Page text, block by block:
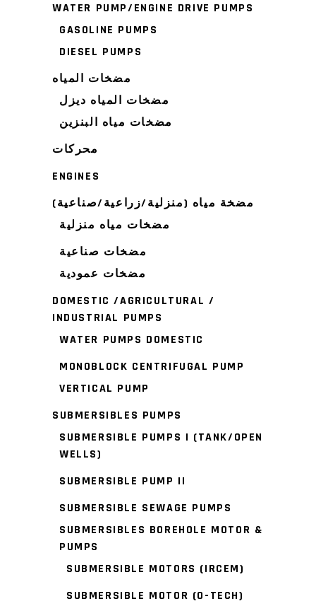
WATER PUMP/ENGINE DRIVE PUMPS
GASOLINE PUMPS
DIESEL PUMPS
مضخات المياه
مضخات المياه ديزل
مضخات مياه البنزين
محركات
ENGINES
مضخة مياه (منزلية/زراعية/صناعية)
مضخات مياه منزلية
مضخات صناعية
مضخات عمودية
DOMESTIC /AGRICULTURAL /
INDUSTRIAL PUMPS
WATER PUMPS DOMESTIC
MONOBLOCK CENTRIFUGAL PUMP
VERTICAL PUMP
SUBMERSIBLES PUMPS
SUBMERSIBLE PUMPS I (TANK/OPEN
WELLS)
SUBMERSIBLE PUMP II
SUBMERSIBLE SEWAGE PUMPS
SUBMERSIBLES BOREHOLE MOTOR &
PUMPS
SUBMERSIBLE MOTORS (IRCEM)
SUBMERSIBLE MOTOR (O-TECH)